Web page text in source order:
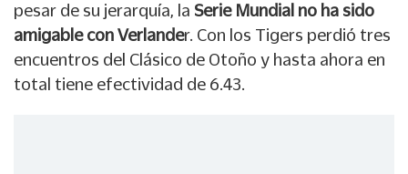
pesar de su jerarquía, la Serie Mundial no ha sido
amigable con Verlander. Con los Tigers perdió tres
encuentros del Clásico de Otoño y hasta ahora en
total tiene efectividad de 6.43.